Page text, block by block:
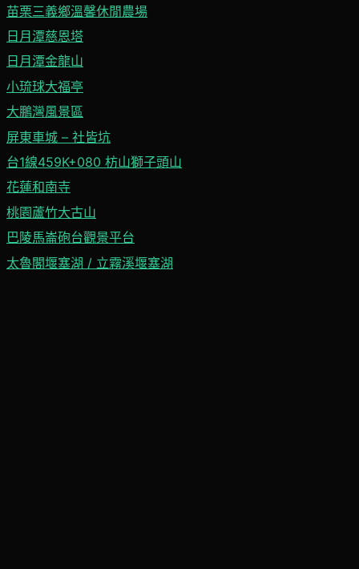
苗栗三義鄉溫馨休閒農場
日月潭慈恩塔
日月潭金龍山
小琉球大福亭
大鵬灣風景區
屏東車城 – 社皆坑
台1線459K+080 枋山獅子頭山
花蓮和南寺
桃園蘆竹大古山
巴陵馬崙砲台觀景平台
太魯閣堰塞湖 / 立霧溪堰塞湖